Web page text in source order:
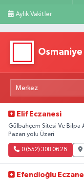
Aylık Vakitler
Elif Eczanesi
Gülbahçem Sitesi Ve Bilpa
Pazarı yolu Üzeri
0 (552) 308 06 26
Efendioğlu